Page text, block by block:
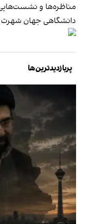
مناظره‌ها و
دانشگاهی جهان شهرت
پربازدیدترین‌ها